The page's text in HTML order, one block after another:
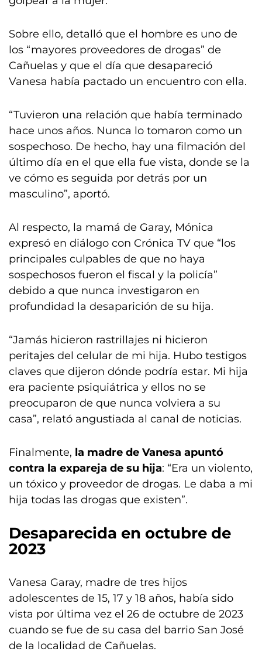
Sobre ello, detalló que el hombre es uno de
los “mayores proveedores de drogas” de
Cañuelas y que el día que desapareció
Vanesa había pactado un encuentro con ella.
“Tuvieron una relación que había terminado
hace unos años. Nunca lo tomaron como un
sospechoso. De hecho, hay una filmación del
último día en el que ella fue vista, donde se la
ve cómo es seguida por detrás por un
masculino”, aportó.
Al respecto, la mamá de Garay, Mónica
expresó en diálogo con Crónica TV que “los
principales culpables de que no haya
sospechosos fueron el fiscal y la policía”
debido a que nunca investigaron en
profundidad la desaparición de su hija.
“Jamás hicieron rastrillajes ni hicieron
peritajes del celular de mi hija. Hubo testigos
claves que dijeron dónde podría estar. Mi hija
era paciente psiquiátrica y ellos no se
preocuparon de que nunca volviera a su
casa”, relató angustiada al canal de noticias.
Finalmente, la madre de Vanesa apuntó
contra la expareja de su hija: “Era un violento,
un tóxico y proveedor de drogas. Le daba a mi
hija todas las drogas que existen”.
Desaparecida en octubre de
2023
Vanesa Garay, madre de tres hijos
adolescentes de 15, 17 y 18 años, había sido
vista por última vez el 26 de octubre de 2023
cuando se fue de su casa del barrio San José
de la localidad de Cañuelas.